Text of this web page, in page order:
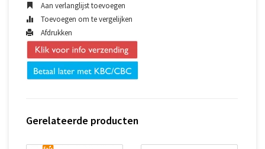
Aan verlanglijst toevoegen
Toevoegen om te vergelijken
Afdrukken
Gerelateerde producten